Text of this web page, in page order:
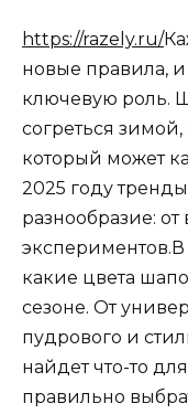
https://razely.ru/
новые правила, и
ключевую роль.
согреться
который может
2025 году
разнообразие:
экспериментов.В
какие цвета
сезоне. От
пудрового и
найдет что-то
правильно